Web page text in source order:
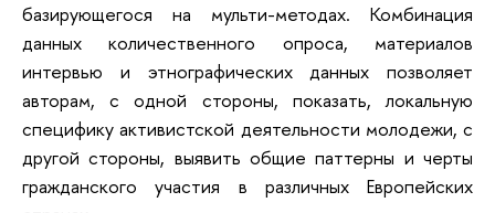
базирующегося на мульти-методах. Комбинация
данных количественного опроса, материалов
интервью и этнографических данных позволяет
авторам, с одной стороны, показать, локальную
специфику активистской деятельности молодежи, с
другой стороны, выявить общие паттерны и черты
гражданского участия в различных Европейских